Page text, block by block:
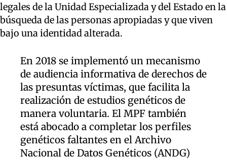
legales de la Unidad Especializada y del Estado en la
búsqueda de las personas apropiadas y que viven
bajo una identidad alterada.
En 2018 se implementó un mecanismo
de audiencia informativa de derechos de
las presuntas víctimas, que facilita la
realización de estudios genéticos de
manera voluntaria. El MPF también
está abocado a completar los perfiles
genéticos faltantes en el Archivo
Nacional de Datos Genéticos (ANDG)